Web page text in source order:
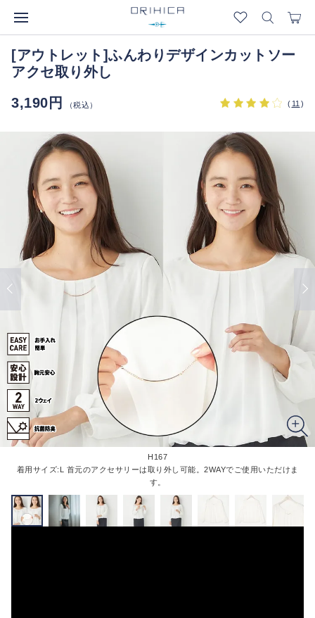
[アウトレット]ふんわりデザインカットソー
アクセ取り外し
3,190円
（税込） ( 11 )
H167
着用サイズ:L 首元のアクセサリーは取り外し可能。2WAYでご使用いただけま
す。